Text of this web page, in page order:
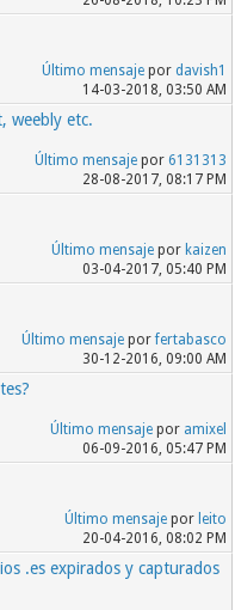
Último mensajepor davish1
14-03-2018, 03:50 AM
weebly etc.
Último mensajepor 6131313
28-08-2017, 08:17 PM
Último mensajepor kaizen
03-04-2017, 05:40 PM
Último mensajeporfertabasco
30-12-2016, 09:00 AM
Último mensajepor amixel
06-09-2016, 05:47 PM
Último mensajepor leito
20-04-2016, 08:02 PM
.es expirados y capturados